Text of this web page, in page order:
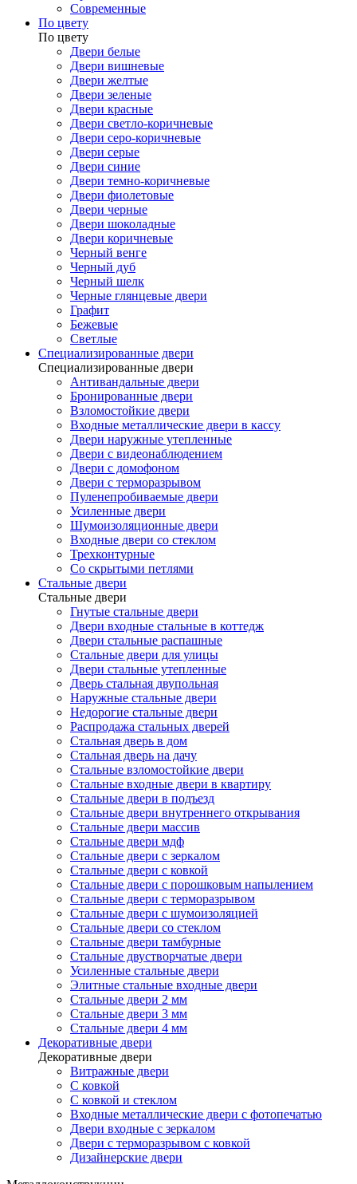
Современные
По цвету
По цвету
Двери белые
Двери вишневые
Двери желтые
Двери зеленые
Двери красные
Двери светло-коричневые
Двери серо-коричневые
Двери серые
Двери синие
Двери темно-коричневые
Двери фиолетовые
Двери черные
Двери шоколадные
Двери коричневые
Черный венге
Черный дуб
Черный шелк
Черные глянцевые двери
Графит
Бежевые
Светлые
Специализированные двери
Специализированные двери
Антивандальные двери
Бронированные двери
Взломостойкие двери
Входные металлические двери в кассу
Двери наружные утепленные
Двери с видеонаблюдением
Двери с домофоном
Двери с терморазрывом
Пуленепробиваемые двери
Усиленные двери
Шумоизоляционные двери
Входные двери со стеклом
Трехконтурные
Со скрытыми петлями
Стальные двери
Стальные двери
Гнутые стальные двери
Двери входные стальные в коттедж
Двери стальные распашные
Стальные двери для улицы
Двери стальные утепленные
Дверь стальная двупольная
Наружные стальные двери
Недорогие стальные двери
Распродажа стальных дверей
Стальная дверь в дом
Стальная дверь на дачу
Стальные взломостойкие двери
Стальные входные двери в квартиру
Стальные двери в подъезд
Стальные двери внутреннего открывания
Стальные двери массив
Стальные двери мдф
Стальные двери с зеркалом
Стальные двери с ковкой
Стальные двери с порошковым напылением
Стальные двери с терморазрывом
Стальные двери с шумоизоляцией
Стальные двери со стеклом
Стальные двери тамбурные
Стальные двустворчатые двери
Усиленные стальные двери
Элитные стальные входные двери
Стальные двери 2 мм
Стальные двери 3 мм
Стальные двери 4 мм
Декоративные двери
Декоративные двери
Витражные двери
С ковкой
С ковкой и стеклом
Входные металлические двери с фотопечатью
Двери входные с зеркалом
Двери с терморазрывом с ковкой
Дизайнерские двери